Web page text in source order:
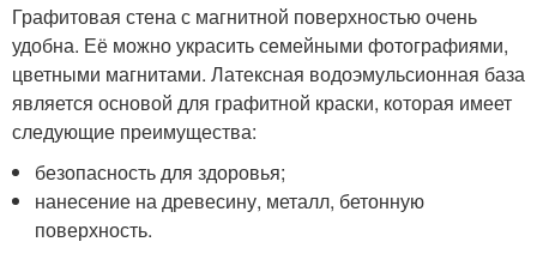
Графитовая стена с магнитной поверхностью очень
удобна. Её можно украсить семейными фотографиями,
цветными магнитами. Латексная водоэмульсионная база
является основой для графитной краски, которая имеет
следующие преимущества:
безопасность для здоровья;
нанесение на древесину, металл, бетонную
поверхность.